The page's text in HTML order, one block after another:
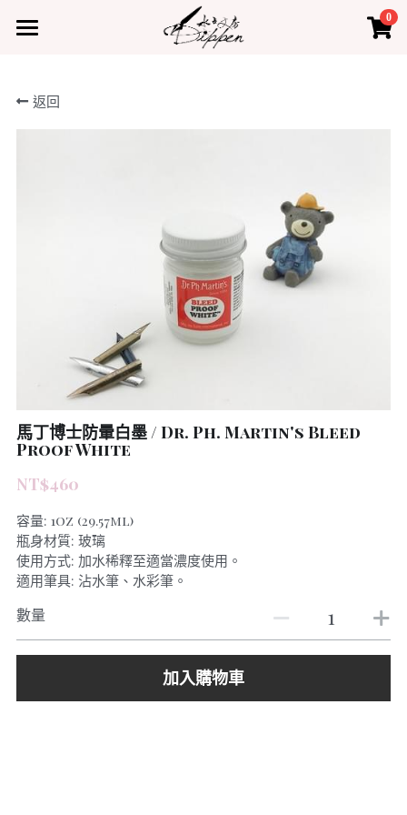
0
產品
返回
馬丁博士防暈白墨 / Dr. Ph. Martin's Bleed
Proof White
NT$460
容量: 1oz (29.57ml)
瓶身材質: 玻璃
使用方式: 加水稀釋至適當濃度使用。
適用筆具: 沾水筆、水彩筆。
數量
加入購物車
×
商品分類
所有商品分類
×
部落格分類
所有博客分類